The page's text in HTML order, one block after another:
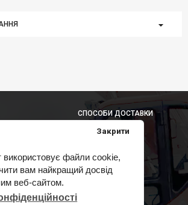
використовує файли cookie,
вам найкращий досвід
веб-сайтом.
Закрити
СПОСОБИ ДОСТАВКИ
СПОСОБИ ОПЛАТИ